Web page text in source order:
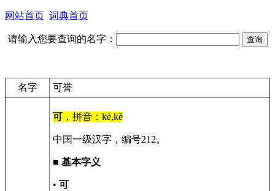
网站首页 词典首页
请输入您要查询的名字：
名字 可誉
可 ，拼音：kè,kě
中国一级汉字，编号212。
■ 基本字义
• 可